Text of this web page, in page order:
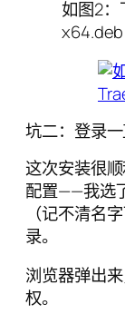
如图2
x64.deb
坑二：登录
这次安装很
配置——我选
（记不清名
录。
浏览器弹出
权。